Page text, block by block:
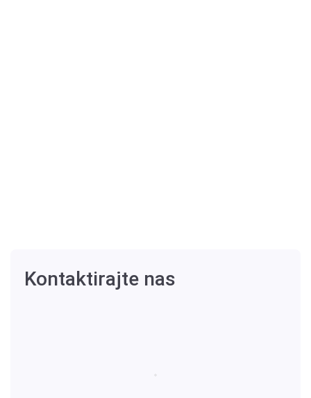
Kontaktirajte nas